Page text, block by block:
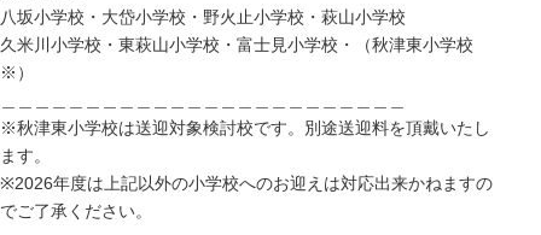
八坂小学校・大岱小学校・野火止小学校・萩山小学校
久米川小学校・東萩山小学校・富士見小学校・（秋津東小学校
※）
※秋津東小学校は送迎対象検討校です。別途送迎料を頂戴いたし
ます。
※2026年度は上記以外の小学校へのお迎えは対応出来かねますの
でご了承ください。